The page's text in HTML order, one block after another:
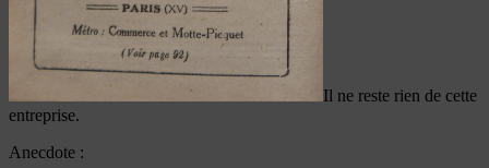
Il ne reste rien de cette
entreprise.
Anecdote :